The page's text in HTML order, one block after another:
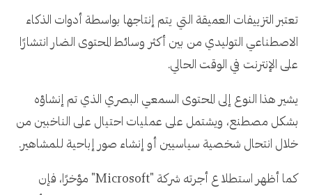
تعتبر التزييفات العميقة التي يتم إنتاجها بواسطة أدوات الذكاء
الاصطناعي التوليدي من بين أكثر وسائط المحتوى الضار انتشارًا
على الإنترنت في الوقت الحالي.
يشير هذا النوع إلى المحتوى السمعي البصري الذي تم إنشاؤه
بشكل مصطنع، ويشتمل على عمليات احتيال على الناخبين من
خلال انتحال شخصية سياسيين أو إنشاء صور إباحية للمشاهير.
كما أظهر استطلاع أجرته شركة "Microsoft" مؤخرًا، فإن